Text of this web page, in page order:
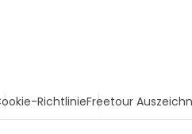
RichtlinieFreetour